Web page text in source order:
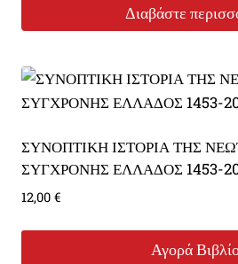
Διαβάστε
ΣΥΝΟΠΤΙΚΗ ΙΣΤΟΡΙΑ ΤΗΣ
ΣΥΓΧΡΟΝΗΣ ΕΛΛΑΔΟΣ 1453-
12,00 €
Αγορά